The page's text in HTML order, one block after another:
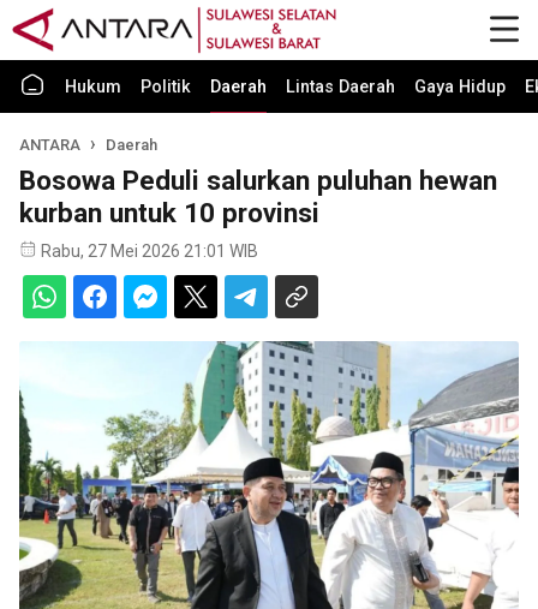
Hukum Politik Daerah Lintas Daerah Gaya Hidup
ANTARA Daerah
Bosowa Peduli salurkan puluhan hewan
kurban untuk 10 provinsi
Rabu, 27 Mei 2026 21:01 WIB